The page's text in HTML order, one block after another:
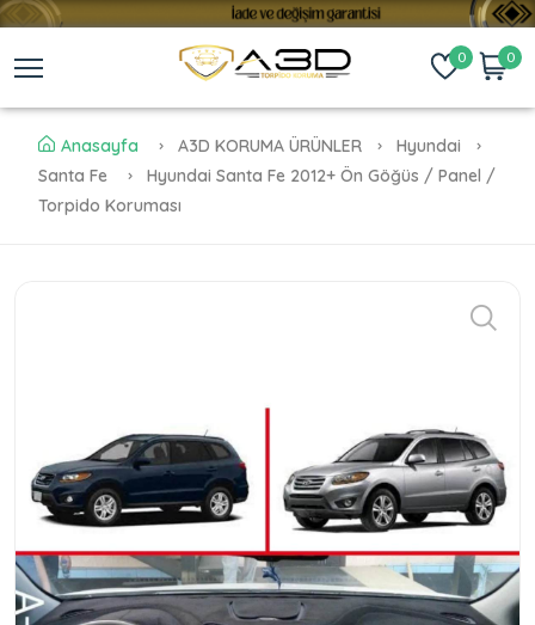
0 0
Anasayfa A3D KORUMA ÜRÜNLER
Hyundai
Santa Fe
Hyundai Santa Fe 2012+ Ön Göğüs / Panel /
Torpido Koruması